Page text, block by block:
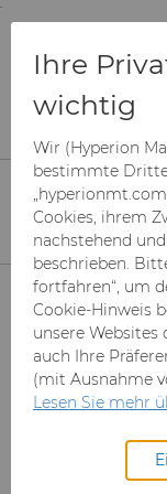
;
and information
Produkte
Can
Branchen &
Luft-
Leistungen
Optimale
und
ng
Die
Herstellung
Erreichen
Ihre
wichtig
Wir (Hyperion
bestimmte
Cookies, ihrem
nachstehend
beschrieben.
fortfahren“, um
Cookie-Hinweis
unsere
auch Ihre
(mit Ausnahme
Lesen Sie mehr